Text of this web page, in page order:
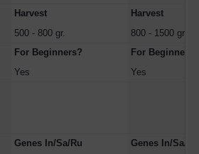
Harvest
500 - 800 gr.
Harvest
800 - 1500 gr.
For Beginners?
Yes
For Beginners?
Yes
Genes In/Sa/Ru
Genes In/Sa/Ru